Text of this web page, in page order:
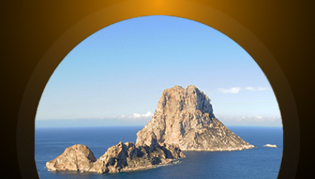
Belleza y relax
Reservas de mesas VIP
Chefs y Catering
Guía acompañante